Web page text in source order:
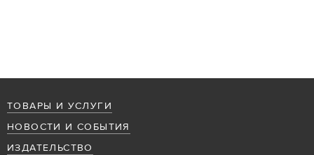
ТОВАРЫ И УСЛУГИ
НОВОСТИ И СОБЫТИЯ
ИЗДАТЕЛЬСТВО